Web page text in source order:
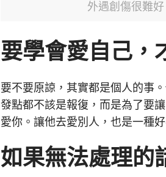
外遇創傷很難
要學會愛自己，
要不要原諒，其實都是個人的事
發點都不該是報復，而是為了要
愛你。讓他去愛別人，也是一種
如果無法處理的